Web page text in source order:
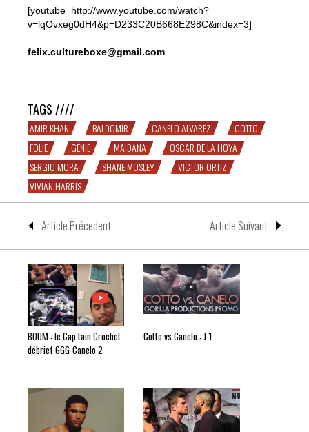
[youtube=http://www.youtube.com/watch?
v=lqOvxeg0dH4&p=D233C20B668E298C&index=3]
felix.cultureboxe@gmail.com
TAGS ////
AMIR KHAN BALDOMIR CANELO ALVAREZ
COTTO
FOLIE
GÉNIE MAIDANA
OSCAR DE LA HOYA
SERGIO MORA
SHANE MOSLEY
VICTOR ORTIZ
VIVIAN HARRIS
Article Précedent Article Suivant
BOUM : le Cap’tain Crochet
débrief GGG-Canelo 2
Cotto vs Canelo : J-1